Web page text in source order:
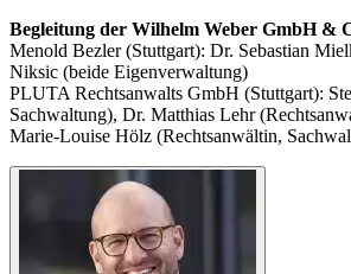
Begleitung der Wilhelm Weber GmbH &
Menold Bezler (Stuttgart): Dr. Sebastian
Niksic (beide Eigenverwaltung)
PLUTA Rechtsanwalts GmbH (Stuttgart):
Sachwaltung), Dr. Matthias Lehr
Marie-Louise Hölz (Rechtsanwältin,